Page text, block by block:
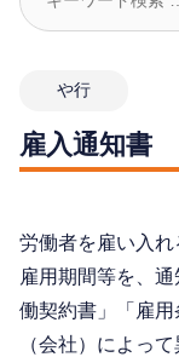
や行
雇入通知書
労働者を雇い入れ
雇用期間等を、
働契約書」「雇
（会社）によって